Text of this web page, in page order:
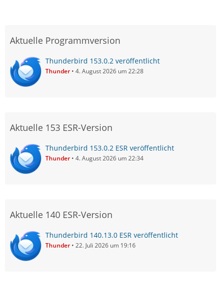
Aktuelle Programmversion
Thunderbird 153.0.2 veröffentlicht
Thunder 4. August 2026 um 22:28
Aktuelle 153 ESR-Version
Thunderbird 153.0.2 ESR veröffentlicht
Thunder 4. August 2026 um 22:34
Aktuelle 140 ESR-Version
Thunderbird 140.13.0 ESR veröffentlicht
Thunder 22. Juli 2026 um 19:16